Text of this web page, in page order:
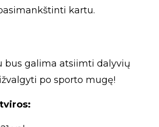
kartu.
bus galima atsiimti dalyvių
po sporto mugę!